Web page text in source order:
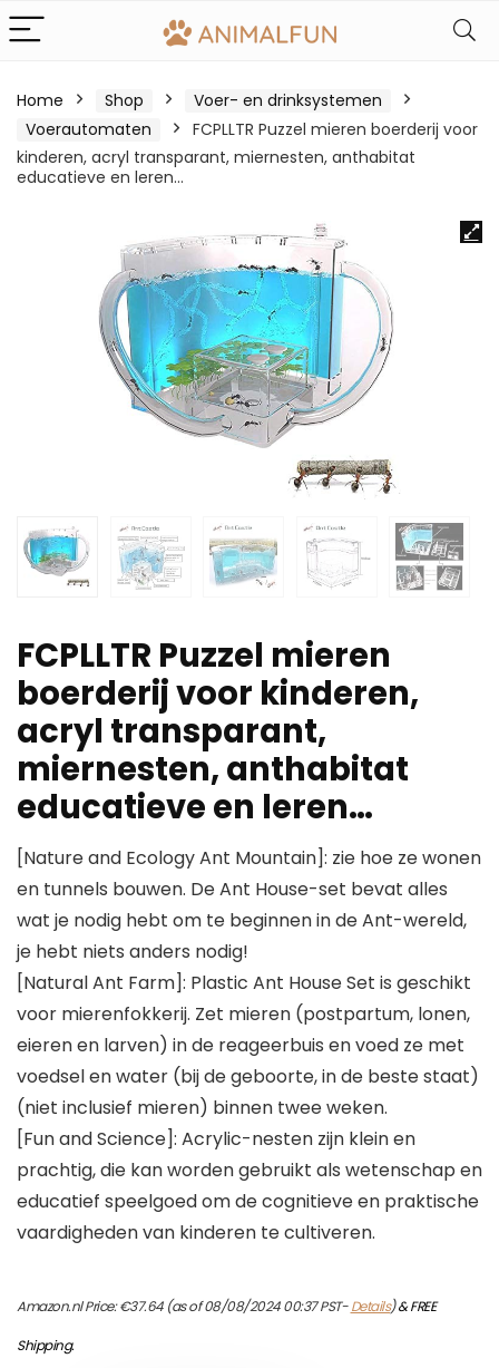
Home Shop
Voer- en drinksystemen
Voerautomaten
FCPLLTR Puzzel mieren boerderij voor
kinderen, acryl transparant, miernesten, anthabitat
educatieve en leren…
FCPLLTR Puzzel mieren
boerderij voor kinderen,
acryl transparant,
miernesten, anthabitat
educatieve en leren…
[Nature and Ecology Ant Mountain]: zie hoe ze wonen
en tunnels bouwen. De Ant House-set bevat alles
wat je nodig hebt om te beginnen in de Ant-wereld,
je hebt niets anders nodig!
[Natural Ant Farm]: Plastic Ant House Set is geschikt
voor mierenfokkerij. Zet mieren (postpartum, lonen,
eieren en larven) in de reageerbuis en voed ze met
voedsel en water (bij de geboorte, in de beste staat)
(niet inclusief mieren) binnen twee weken.
[Fun and Science]: Acrylic-nesten zijn klein en
prachtig, die kan worden gebruikt als wetenschap en
educatief speelgoed om de cognitieve en praktische
vaardigheden van kinderen te cultiveren.
Amazon.nl Price:€37.64(as of 08/08/2024 00:37 PST-Details)&FREE
Shipping.